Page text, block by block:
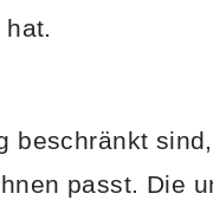
beschränkt
passt. Die